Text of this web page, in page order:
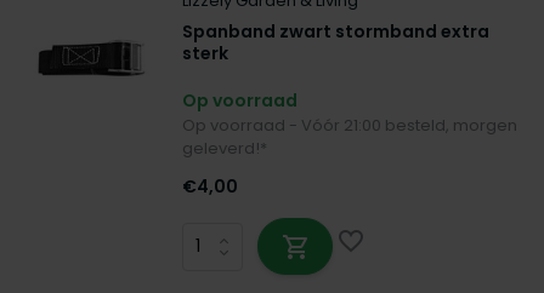
Spanband zwart stormband extra
sterk
Op voorraad
Op voorraad - Vóór 21:00 besteld, morgen
geleverd!*
€4,00